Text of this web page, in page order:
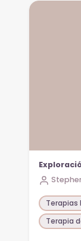
Terapias
Terapia